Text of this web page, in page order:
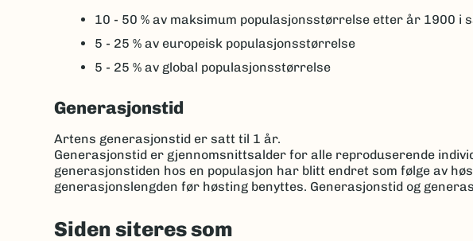
10 - 50 % av maksimum populasjonsstørrelse etter år 1900 i
5 - 25 % av europeisk populasjonsstørrelse
5 - 25 % av global populasjonsstørrelse
Generasjonstid
Artens generasjonstid er satt til 1 år.
Generasjonstid er gjennomsnittsalder for alle reproduserende
generasjonstiden hos en populasjon har blitt endret som følge av
generasjonslengden før høsting benyttes. Generasjonstid og
Siden siteres som